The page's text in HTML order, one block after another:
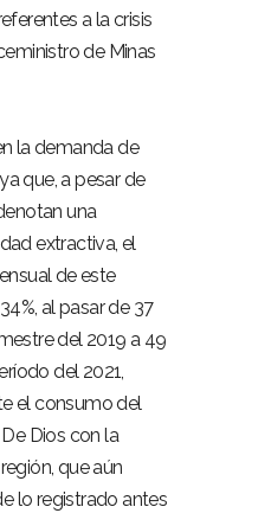
a la crisis
de Minas
la demanda de
que, a pesar de
una
extractiva, el
de este
al pasar de 37
del 2019 a 49
del 2021,
el consumo del
Dios con la
que aún
lo registrado antes